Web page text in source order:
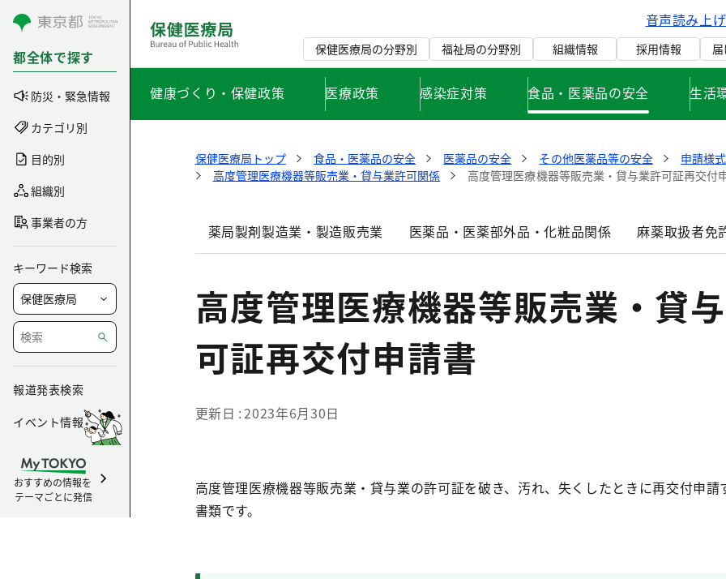
コンテンツにスキップ
都全体で探す
防災・緊急情報
カテゴリ別
目的別
組織別
事業者の方
キーワード検索
報道発表検索
イベント情報
おすすめの情報を
テーマごとに発信
音声読み上
保健医療局の分野別 福祉局の分野別 組織情報 採用情報
健康づくり・保健政策 医療政策 感染症対策 食品・医薬品の安全 生活
保健医療局トップ 食品・医薬品の安全 医薬品の安全 その他医薬品等の安全
申請様
高度管理医療機器等販売業・貸与業許可関係
高度管理医療機器等販売業・貸与業許可証再交付
薬局製剤製造業・製造販売業 医薬品・医薬部外品・化粧品関係 麻薬取扱者免
高度管理医療機器等販売業・貸
可証再交付申請書
更新日 2023年6月30日
高度管理医療機器等販売業・貸与業の許可証を破き、汚れ、失くしたときに再交付申請
書類です。